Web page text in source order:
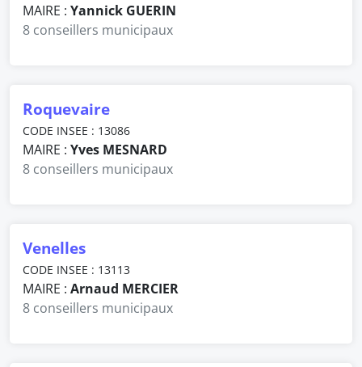
MAIRE : Yannick GUERIN
8 conseillers municipaux
Roquevaire
CODE INSEE : 13086
MAIRE : Yves MESNARD
8 conseillers municipaux
Venelles
CODE INSEE : 13113
MAIRE : Arnaud MERCIER
8 conseillers municipaux